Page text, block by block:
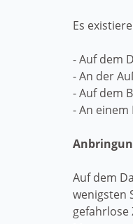
Es
- Auf dem
- An der
- Auf dem
- An einem
Auf dem
wenigsten
gefahrlose